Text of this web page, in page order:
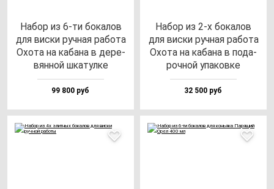
Набор из 6-ти бо­ка­лов
для вис­ки руч­ная ра­бо­та
Охо­та на ка­ба­на в де­ре­
вян­ной шка­тул­ке
99 800 руб
Набор из 2-х бо­ка­лов
для вис­ки руч­ная ра­бо­та
Охо­та на ка­ба­на в по­да­
роч­ной упа­ков­ке
32 500 руб